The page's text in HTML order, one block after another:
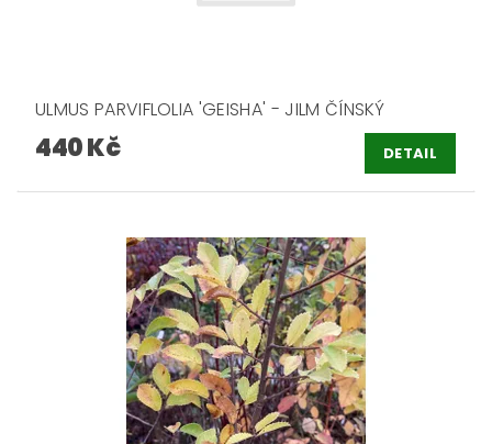
ULMUS PARVIFLOLIA 'GEISHA' - JILM ČÍNSKÝ
440 Kč DETAIL